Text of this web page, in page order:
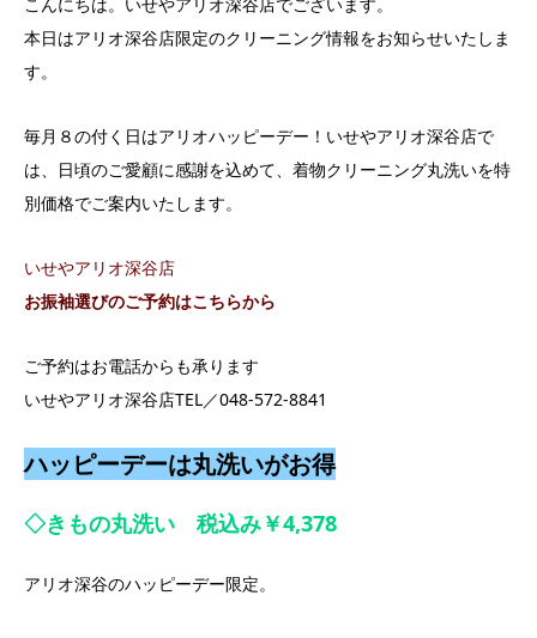
本日はアリオ深谷店限定のクリーニング情報をお知らせいたしま
す。
毎月８の付く日はアリオハッピーデー！いせやアリオ深谷店で
は、日頃のご愛顧に感謝を込めて、着物クリーニング丸洗いを特
別価格でご案内いたします。
いせやアリオ深谷店
お振袖選びのご予約はこちらから
ご予約はお電話からも承ります
いせやアリオ深谷店TEL／048-572-8841
ハッピーデーは丸洗いがお得
◇きもの丸洗い 税込み￥4,378
アリオ深谷のハッピーデー限定。